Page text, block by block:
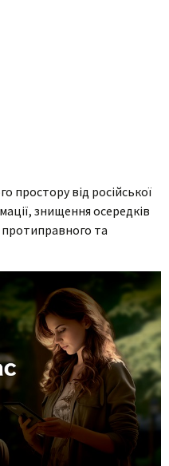
простору від російської
знищення осередків
та